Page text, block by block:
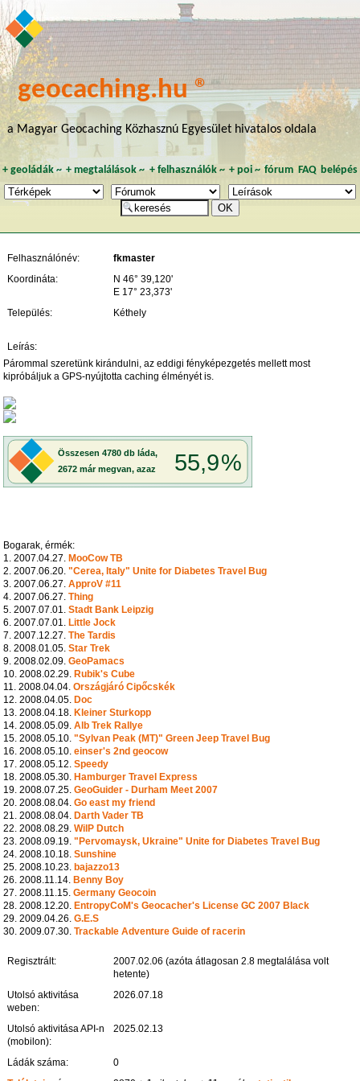
geocaching.hu ®
a Magyar Geocaching Közhasznú Egyesület hivatalos oldala
+ geoládák~ +megtalálások~ +felhasználók~ + poi~ fórum FAQ belépés
Felhasználónév:
fkmaster
Koordináta:
N 46° 39,120'
E 17° 23,373'
Település:
Kéthely
Leírás:
Párommal szeretünk kirándulni, az eddigi fényképezgetés mellett most
kipróbáljuk a GPS-nyújtotta caching élményét is.
Bogarak, érmék:
1. 2007.04.27.MooCow TB
2. 2007.06.20."Cerea, Italy" Unite for Diabetes Travel Bug
3. 2007.06.27.ApproV #11
4. 2007.06.27.Thing
5. 2007.07.01.Stadt Bank Leipzig
6. 2007.07.01.Little Jock
7. 2007.12.27.The Tardis
8. 2008.01.05.Star Trek
9. 2008.02.09.GeoPamacs
10. 2008.02.29.Rubik's Cube
11. 2008.04.04.Országjáró Cipőcskék
12. 2008.04.05.Doc
13. 2008.04.18.Kleiner Sturkopp
14. 2008.05.09.Alb Trek Rallye
15. 2008.05.10."Sylvan Peak (MT)" Green Jeep Travel Bug
16. 2008.05.10.einser's 2nd geocow
17. 2008.05.12.Speedy
18. 2008.05.30.Hamburger Travel Express
19. 2008.07.25.GeoGuider - Durham Meet 2007
20. 2008.08.04.Go east my friend
21. 2008.08.04.Darth Vader TB
22. 2008.08.29.WilP Dutch
23. 2008.09.19."Pervomaysk, Ukraine" Unite for Diabetes Travel Bug
24. 2008.10.18.Sunshine
25. 2008.10.23.bajazzo13
26. 2008.11.14.Benny Boy
27. 2008.11.15.Germany Geocoin
28. 2008.12.20.EntropyCoM's Geocacher's License GC 2007 Black
29. 2009.04.26.G.E.S
30. 2009.07.30.Trackable Adventure Guide of racerin
Regisztrált:
2007.02.06 (azóta átlagosan 2.8 megtalálása volt
hetente)
Utolsó aktivitása
weben:
2026.07.18
Utolsó aktivitása API-n
(mobilon):
2025.02.13
Ládák száma:
0